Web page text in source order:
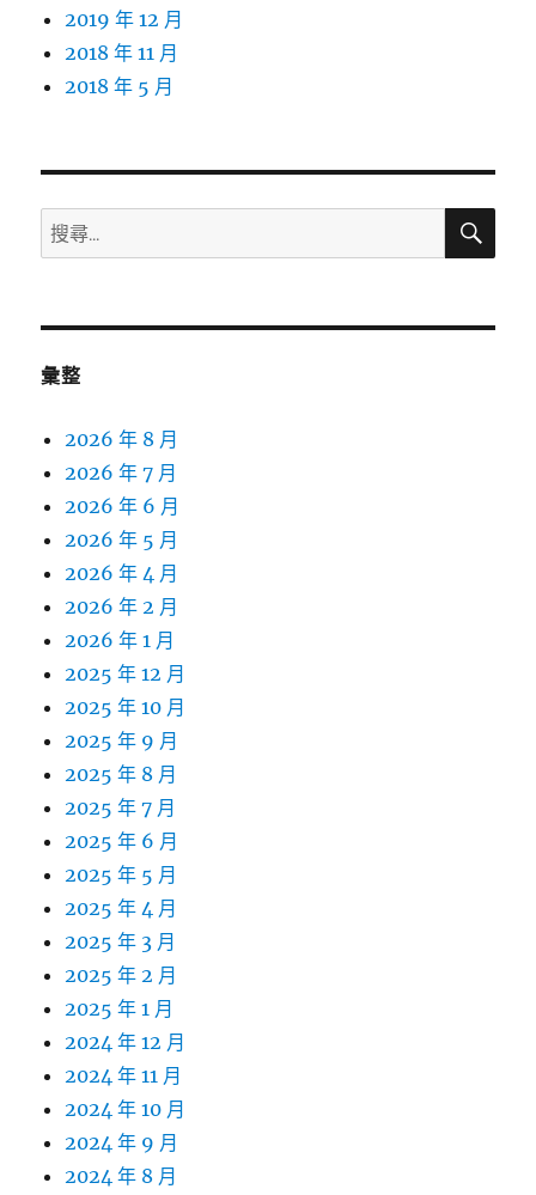
2019 年 12 月
2018 年 11 月
2018 年 5 月
搜
尋
鍵
搜
彙整
2026 年 8 月
2026 年 7 月
2026 年 6 月
2026 年 5 月
2026 年 4 月
2026 年 2 月
2026 年 1 月
2025 年 12 月
2025 年 10 月
2025 年 9 月
2025 年 8 月
2025 年 7 月
2025 年 6 月
2025 年 5 月
2025 年 4 月
2025 年 3 月
2025 年 2 月
2025 年 1 月
2024 年 12 月
2024 年 11 月
2024 年 10 月
2024 年 9 月
2024 年 8 月